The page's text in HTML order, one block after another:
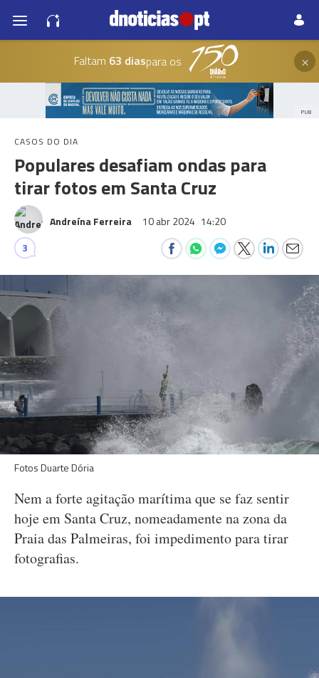
Faltam 63 diaspara os ×
PUB
CASOS DO DIA
Populares desafiam ondas para
tirar fotos em Santa Cruz
Andreína Ferreira 10 abr 2024 14:20
3
Fotos Duarte Dória
Nem a forte agitação marítima que se faz sentir
hoje em Santa Cruz, nomeadamente na zona da
Praia das Palmeiras, foi impedimento para tirar
fotografias.